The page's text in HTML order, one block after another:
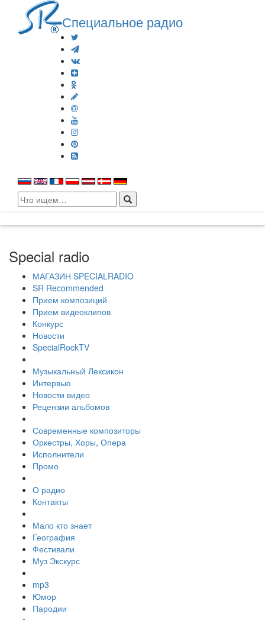
Специальное радио
Search
for:
Special radio
МАГАЗИН SPECIALRADIO
SR Recommended
Прием композиций
Прием видеоклипов
Конкурс
Новости
SpecialRockTV
Музыкальный Лексикон
Интервью
Новости видео
Рецензии альбомов
Современные композиторы
Оркестры, Хоры, Опера
Исполнители
Промо
О радио
Контакты
Мало кто знает
География
Фестивали
Муз Экскурс
mp3
Юмор
Пародии